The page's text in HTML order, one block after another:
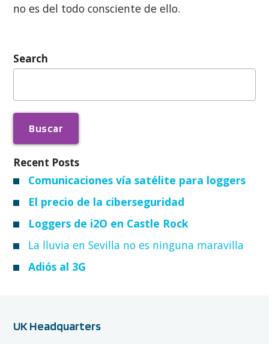
no es del todo consciente de ello.
Search
Buscar:
Recent Posts
Comunicaciones vía satélite para loggers
El precio de la ciberseguridad
Loggers de i2O en Castle Rock
La lluvia en Sevilla no es ninguna maravilla
Adiós al 3G
UK Headquarters